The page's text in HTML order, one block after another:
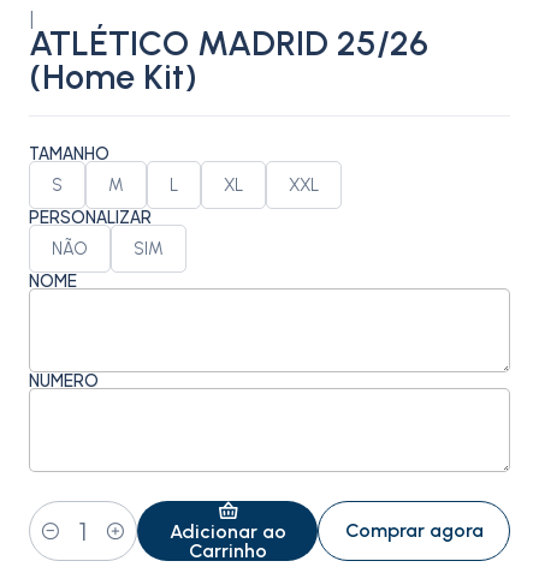
ATLÉTICO MADRID 25/26
(Home Kit)
TAMANHO
S M L XL XXL
PERSONALIZAR
NÃO SIM
NOME
NÚMERO
Quantidade
Adicionar ao
Carrinho
Comprar agora